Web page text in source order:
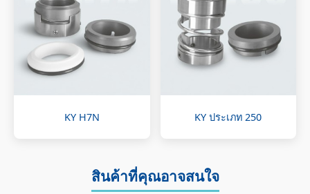
KY H7N KY ประเภท 250
สินค้าที่คุณอาจสนใจ